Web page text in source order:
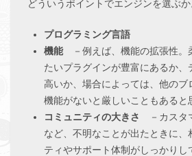
どういうポイントでエンジンを選ぶか
プログラミング言語
機能－例えば、機能の拡張性。
たいプラグインが豊富にあるか、
高いか、場合によっては、他のブ
機能がないと厳しいこともあると
コミュニティの大きさ
－カスタ
など、不明なことが出たときに、
ティやサポート体制がしっかりし